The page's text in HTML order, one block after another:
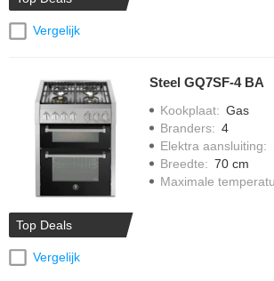
Vergelijk
Top Deals
Vergelijk
Steel GQ7SF-4 BA
Kookplaat: Gas
Branders: 4
Elektra aansluiting:
Breedte: 70 cm
Maximale